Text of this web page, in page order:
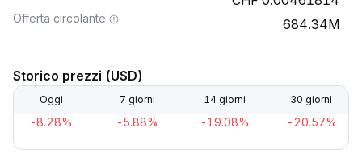
Offerta circolante 684.34M
Storico prezzi (USD)
Oggi 7 giorni 14 giorni 30 giorni
-8.28% -5.88% -19.08% -20.57%